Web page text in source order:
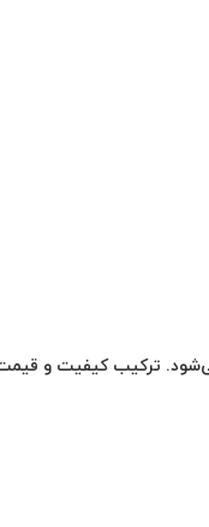
انتخابی متعادل محسوب می‌شود. ترکیب